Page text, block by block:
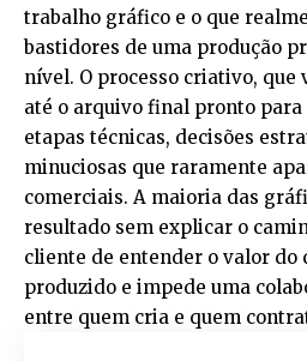
trabalho gráfico e o que
bastidores de uma produção
nível. O processo criativo, que
até o arquivo final pronto
etapas técnicas, decisões
minuciosas que raramente
comerciais. A maioria das
resultado sem explicar o
cliente de entender o valor do
produzido e impede uma
entre quem cria e quem